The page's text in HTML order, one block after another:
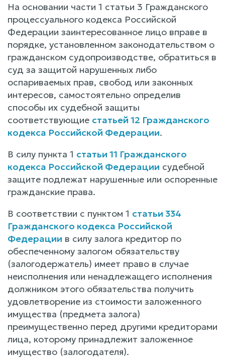
На основании части 1 статьи 3 Гражданского
процессуального кодекса Российской
Федерации заинтересованное лицо вправе в
порядке, установленном законодательством о
гражданском судопроизводстве, обратиться в
суд за защитой нарушенных либо
оспариваемых прав, свобод или законных
интересов, самостоятельно определив
способы их судебной защиты
соответствующие статьей 12 Гражданского
кодекса Российской Федерации.
В силу пункта 1 статьи 11 Гражданского
кодекса Российской Федерации судебной
защите подлежат нарушенные или оспоренные
гражданские права.
В соответствии с пунктом 1 статьи 334
Гражданского кодекса Российской
Федерации в силу залога кредитор по
обеспеченному залогом обязательству
(залогодержатель) имеет право в случае
неисполнения или ненадлежащего исполнения
должником этого обязательства получить
удовлетворение из стоимости заложенного
имущества (предмета залога)
преимущественно перед другими кредиторами
лица, которому принадлежит заложенное
имущество (залогодателя).